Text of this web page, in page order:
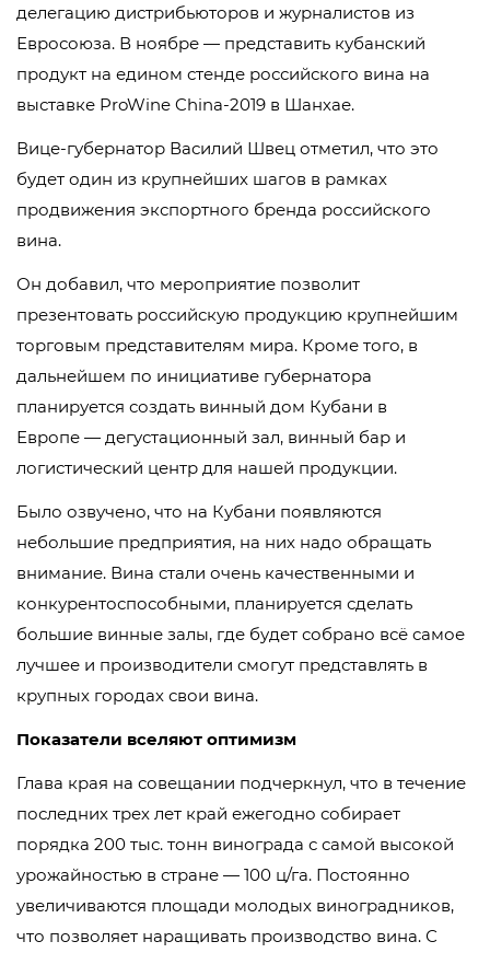
делегацию дистрибьюторов и журналистов из
Евросоюза. В ноябре — представить кубанский
продукт на едином стенде российского вина на
выставке ProWine China-2019 в Шанхае.
Вице-губернатор Василий Швец отметил, что это
будет один из крупнейших шагов в рамках
продвижения экспортного бренда российского
вина.
Он добавил, что мероприятие позволит
презентовать российскую продукцию крупнейшим
торговым представителям мира. Кроме того, в
дальнейшем по инициативе губернатора
планируется создать винный дом Кубани в
Европе — дегустационный зал, винный бар и
логистический центр для нашей продукции.
Было озвучено, что на Кубани появляются
небольшие предприятия, на них надо обращать
внимание. Вина стали очень качественными и
конкурентоспособными, планируется сделать
большие винные залы, где будет собрано всё самое
лучшее и производители смогут представлять в
крупных городах свои вина.
Показатели вселяют оптимизм
Глава края на совещании подчеркнул, что в течение
последних трех лет край ежегодно собирает
порядка 200 тыс. тонн винограда с самой высокой
урожайностью в стране — 100 ц/га. Постоянно
увеличиваются площади молодых виноградников,
что позволяет наращивать производство вина. С